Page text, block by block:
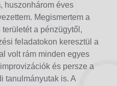
huszonhárom éves
Megismertem a
a pénzügytől,
feladatokon keresztül a
volt rám minden egyes
és persze a
tanulmányutak is. A